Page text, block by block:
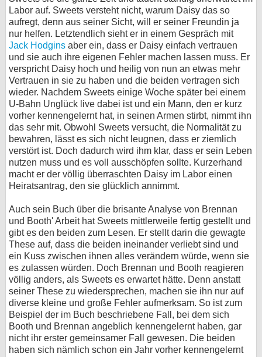
Labor auf. Sweets versteht nicht, warum Daisy das so
aufregt, denn aus seiner Sicht, will er seiner Freundin ja
nur helfen. Letztendlich sieht er in einem Gespräch mit
Jack Hodgins aber ein, dass er Daisy einfach vertrauen
und sie auch ihre eigenen Fehler machen lassen muss. Er
verspricht Daisy hoch und heilig von nun an etwas mehr
Vertrauen in sie zu haben und die beiden vertragen sich
wieder. Nachdem Sweets einige Woche später bei einem
U-Bahn Unglück live dabei ist und ein Mann, den er kurz
vorher kennengelernt hat, in seinen Armen stirbt, nimmt ihn
das sehr mit. Obwohl Sweets versucht, die Normalität zu
bewahren, lässt es sich nicht leugnen, dass er ziemlich
verstört ist. Doch dadurch wird ihm klar, dass er sein Leben
nutzen muss und es voll ausschöpfen sollte. Kurzerhand
macht er der völlig überraschten Daisy im Labor einen
Heiratsantrag, den sie glücklich annimmt.
Auch sein Buch über die brisante Analyse von Brennan
und Booth' Arbeit hat Sweets mittlerweile fertig gestellt und
gibt es den beiden zum Lesen. Er stellt darin die gewagte
These auf, dass die beiden ineinander verliebt sind und
ein Kuss zwischen ihnen alles verändern würde, wenn sie
es zulassen würden. Doch Brennan und Booth reagieren
völlig anders, als Sweets es erwartet hätte. Denn anstatt
seiner These zu wiedersprechen, machen sie ihn nur auf
diverse kleine und große Fehler aufmerksam. So ist zum
Beispiel der im Buch beschriebene Fall, bei dem sich
Booth und Brennan angeblich kennengelernt haben, gar
nicht ihr erster gemeinsamer Fall gewesen. Die beiden
haben sich nämlich schon ein Jahr vorher kennengelernt